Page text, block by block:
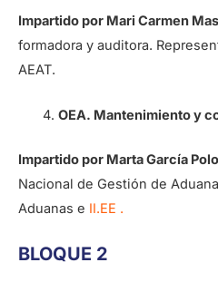
Impartido por Mari Carmen
formadora y auditora.
AEAT.
OEA. Mantenimiento y
Impartido por Marta García
Nacional de Gestión de
Aduanas e II.EE .
BLOQUE 2